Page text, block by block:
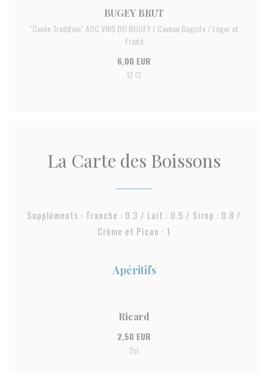
BUGEY BRUT
"Cuvée Tradition" AOC VINS DU BUGEY / Caveau Bugiste / Léger et
Fruité
6,00 EUR
12 Cl
La Carte des Boissons
Suppléments : Tranche : 0.3 / Lait : 0.5 / Sirop : 0.8 /
Crème et Picon : 1
Apéritifs
Ricard
2,50 EUR
2cl